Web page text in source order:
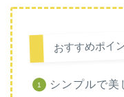
おすすめポイ
シンプルで美